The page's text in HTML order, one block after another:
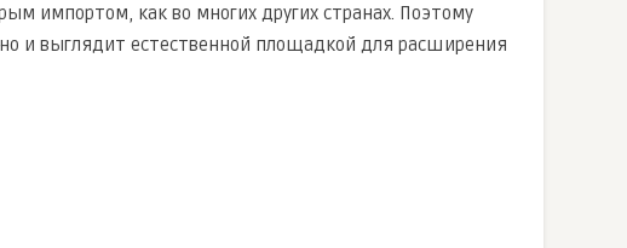
импортом, как во многих других странах. Поэтому
и выглядит естественной площадкой для расширения